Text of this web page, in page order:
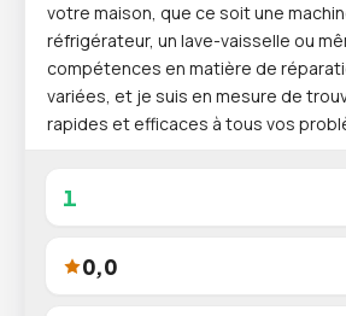
votre maison, que ce soit une
réfrigérateur, un lave-vaisselle ou
compétences en matière de
variées, et je suis en mesure de
rapides et efficaces à tous vos
1
0,0